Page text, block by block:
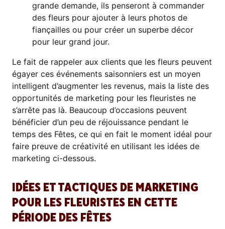
grande demande, ils penseront à commander
des fleurs pour ajouter à leurs photos de
fiançailles ou pour créer un superbe décor
pour leur grand jour.
Le fait de rappeler aux clients que les fleurs peuvent
égayer ces événements saisonniers est un moyen
intelligent d’augmenter les revenus, mais la liste des
opportunités de marketing pour les fleuristes ne
s’arrête pas là. Beaucoup d’occasions peuvent
bénéficier d’un peu de réjouissance pendant le
temps des Fêtes, ce qui en fait le moment idéal pour
faire preuve de créativité en utilisant les idées de
marketing ci-dessous.
IDÉES ET TACTIQUES DE MARKETING
POUR LES FLEURISTES EN CETTE
PÉRIODE DES FÊTES